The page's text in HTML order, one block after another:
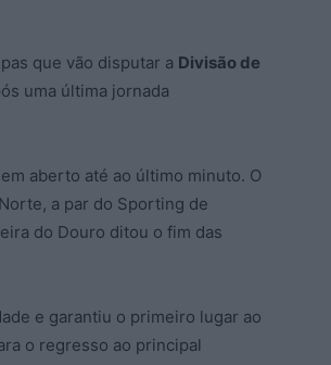
que vão disputar a Divisão de
uma última jornada
aberto até ao último minuto. O
a par do Sporting de
do Douro ditou o fim das
e garantiu o primeiro lugar ao
o regresso ao principal